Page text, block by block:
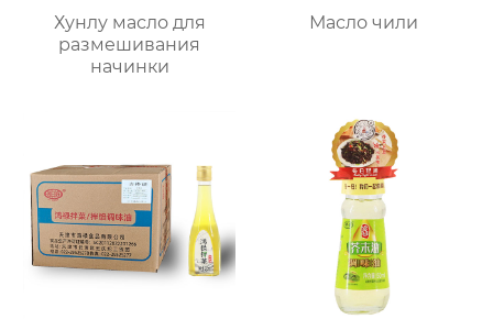
Хунлу масло для
размешивания
начинки
Масло чили